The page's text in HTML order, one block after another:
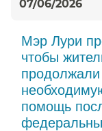
07/06/2026
Мэр Лури
чтобы
продолжали
помощь